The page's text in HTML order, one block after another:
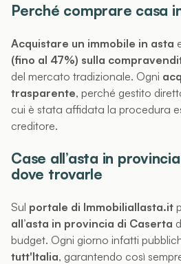
Perché comprare casa
Acquistare un immobile in asta
(fino al 47%) sulla
del mercato tradizionale. Ogni
trasparente, perché gestito
cui è stata affidata la procedura
creditore.
Case all’asta in
dove trovarle
Sul portale di Immobiliallasta.it
all’asta in provincia di Caserta
budget. Ogni giorno infatti
tutt'Italia, garantendo così